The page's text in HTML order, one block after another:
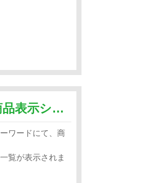
検索結果どこでも表示システムとカテゴリ内商品表示システムの違いを教えてください。
ワードにて、商
覧が表示されま